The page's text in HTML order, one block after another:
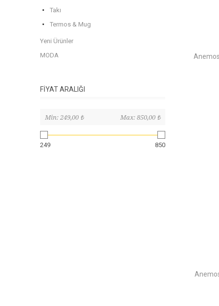
Takı
Termos & Mug
Yeni Ürünler
MODA
FIYAT ARALIĞI
Min: 249,00 ₺ Max: 850,00 ₺
249 850